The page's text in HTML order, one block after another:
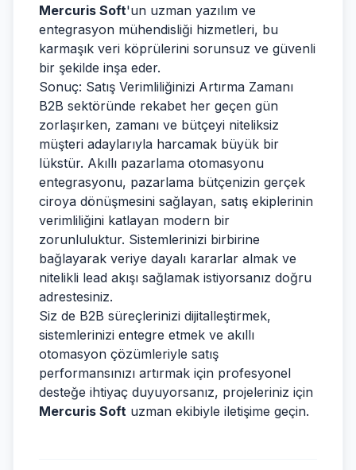
Mercuris Soft'un uzman yazılım ve
entegrasyon mühendisliği hizmetleri, bu
karmaşık veri köprülerini sorunsuz ve güvenli
bir şekilde inşa eder.
Sonuç: Satış Verimliliğinizi Artırma Zamanı
B2B sektöründe rekabet her geçen gün
zorlaşırken, zamanı ve bütçeyi niteliksiz
müşteri adaylarıyla harcamak büyük bir
lükstür. Akıllı pazarlama otomasyonu
entegrasyonu, pazarlama bütçenizin gerçek
ciroya dönüşmesini sağlayan, satış ekiplerinin
verimliliğini katlayan modern bir
zorunluluktur. Sistemlerinizi birbirine
bağlayarak veriye dayalı kararlar almak ve
nitelikli lead akışı sağlamak istiyorsanız doğru
adrestesiniz.
Siz de B2B süreçlerinizi dijitalleştirmek,
sistemlerinizi entegre etmek ve akıllı
otomasyon çözümleriyle satış
performansınızı artırmak için profesyonel
desteğe ihtiyaç duyuyorsanız, projeleriniz için
Mercuris Soft uzman ekibiyle iletişime geçin.